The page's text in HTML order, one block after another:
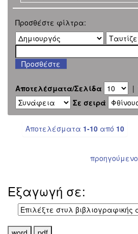
Προσθέστε φίλτρα:
Αποτελέσματα/Σελίδα |
Σε σειρά
Αποτελέσματα 1-10 από 10
προηγούμενο
Εξαγωγή σε: